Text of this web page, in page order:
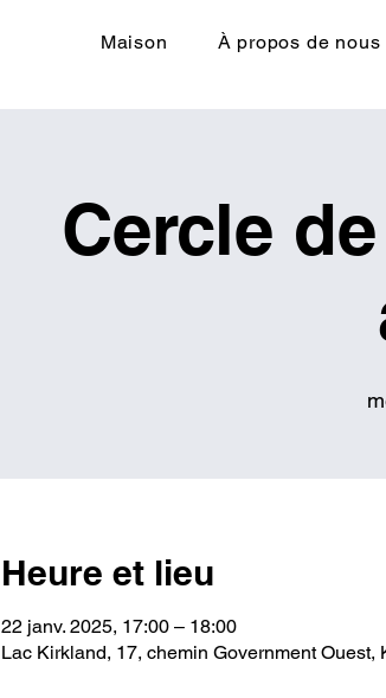
Maison À propos de nous
Cercle
Heure et lieu
22 janv. 2025, 17:00 – 18:00
Lac Kirkland, 17, chemin Government